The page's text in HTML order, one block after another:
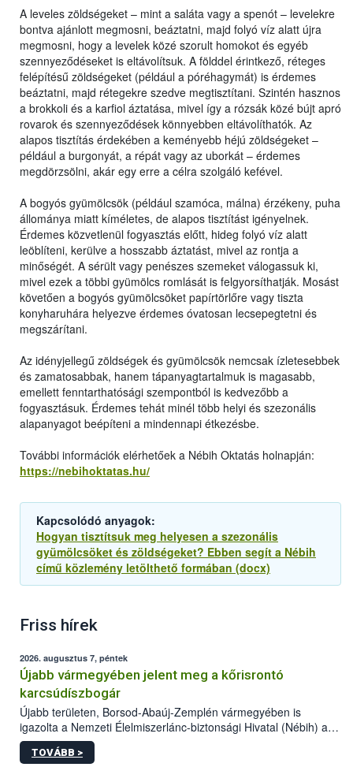
A leveles zöldségeket – mint a saláta vagy a spenót – levelekre
bontva ajánlott megmosni, beáztatni, majd folyó víz alatt újra
megmosni, hogy a levelek közé szorult homokot és egyéb
szennyeződéseket is eltávolítsuk. A földdel érintkező, réteges
felépítésű zöldségeket (például a póréhagymát) is érdemes
beáztatni, majd rétegekre szedve megtisztítani. Szintén hasznos
a brokkoli és a karfiol áztatása, mivel így a rózsák közé bújt apró
rovarok és szennyeződések könnyebben eltávolíthatók. Az
alapos tisztítás érdekében a keményebb héjú zöldségeket –
például a burgonyát, a répát vagy az uborkát – érdemes
megdörzsölni, akár egy erre a célra szolgáló kefével.
A bogyós gyümölcsök (például szamóca, málna) érzékeny, puha
állománya miatt kíméletes, de alapos tisztítást igényelnek.
Érdemes közvetlenül fogyasztás előtt, hideg folyó víz alatt
leöblíteni, kerülve a hosszabb áztatást, mivel az rontja a
minőségét. A sérült vagy penészes szemeket válogassuk ki,
mivel ezek a többi gyümölcs romlását is felgyorsíthatják. Mosást
követően a bogyós gyümölcsöket papírtörlőre vagy tiszta
konyharuhára helyezve érdemes óvatosan lecsepegtetni és
megszárítani.
Az idényjellegű zöldségek és gyümölcsök nemcsak ízletesebbek
és zamatosabbak, hanem tápanyagtartalmuk is magasabb,
emellett fenntarthatósági szempontból is kedvezőbb a
fogyasztásuk. Érdemes tehát minél több helyi és szezonális
alapanyagot beépíteni a mindennapi étkezésbe.
További információk elérhetőek a Nébih Oktatás holnapján:
https://nebihoktatas.hu/
Kapcsolódó anyagok:
Hogyan tisztítsuk meg helyesen a szezonális
gyümölcsöket és zöldségeket? Ebben segít a Nébih
című közlemény letölthető formában (docx)
Friss hírek
2026. augusztus 7, péntek
Újabb vármegyében jelent meg a kőrisrontó
karcsúdíszbogár
Újabb területen, Borsod-Abaúj-Zemplén vármegyében is
igazolta a Nemzeti Élelmiszerlánc-biztonsági Hivatal (Nébih) a
kőrisrontó karcsúdíszbogár (Agrilus planipennis) jelenlétét. A
kártevőt nem csak színcsapdában találták meg, de már fertőzött
TOVÁBB >